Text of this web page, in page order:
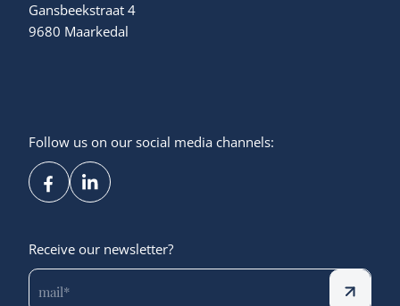
Gansbeekstraat 4
9680 Maarkedal
Follow us on our social media channels:
Receive our newsletter?